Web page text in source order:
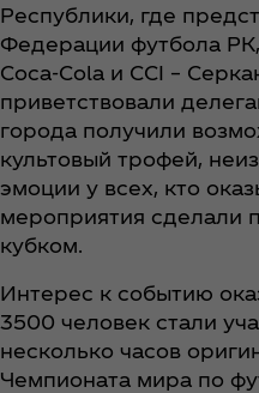
Республики, где
Федерации футбола
Coca‑Cola и CCI –
приветствовали
города получили
культовый трофей,
эмоции у всех, кто
мероприятия сделали
кубком.
Интерес к событию
3500 человек стали
несколько часов
Чемпионата мира по